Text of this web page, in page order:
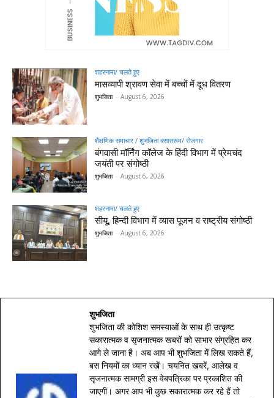
शहरनामा/ चलते हुए
मासव्यापी श्रावण सेवा में बच्चों में दूध वितरण
शुभजिता - August 6, 2026
शैक्षणिक समाचार / शुभजिता क्सासरूम/ रोजगार
बंगवासी मॉर्निंग कॉलेज के हिंदी विभाग में प्रेमचंद
जयंती पर संगोष्ठी
शुभजिता - August 6, 2026
शहरनामा/ चलते हुए
सीयू, हिन्दी विभाग में व्यास पूजन व राष्ट्रीय संगोष्ठी
शुभजिता - August 6, 2026
शुभजिता
शुभजिता की कोशिश समस्याओं के साथ ही उत्कृष्ट
सकारात्मक व सृजनात्मक खबरों को साभार संग्रहित कर
आगे ले जाना है। अब आप भी शुभजिता में लिख सकते हैं,
बस नियमों का ध्यान रखें। चयनित खबरें, आलेख व
सृजनात्मक सामग्री इस वेबपत्रिका पर प्रकाशित की
जाएगी। अगर आप भी कुछ सकारात्मक कर रहे हैं तो